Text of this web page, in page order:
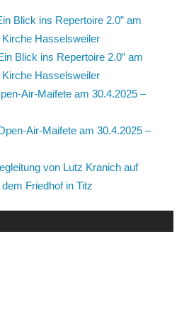
Blick ins Repertoire 2.0” am
Hasselsweiler
Blick ins Repertoire 2.0” am
Hasselsweiler
Air-Maifete am 30.4.2025 –
Air-Maifete am 30.4.2025 –
von Lutz Kranich auf
Friedhof in Titz